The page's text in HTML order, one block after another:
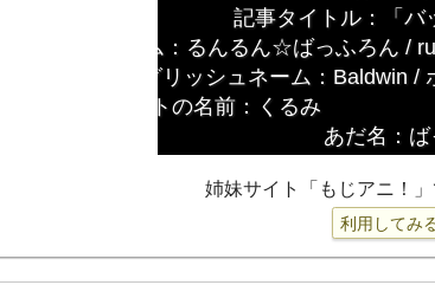
姉妹サイト「もじアニ！
利用してみ